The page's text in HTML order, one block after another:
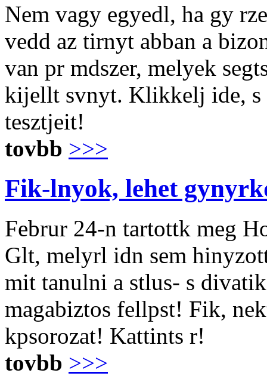
Nem vagy egyedl, ha gy
vedd az tirnyt abban a
van pr mdszer, melyek
kijellt svnyt. Klikkelj ide, s
tesztjeit!
tovbb >>>
Fik-lnyok, lehet
Februr 24-n tartottk meg
Glt, melyrl idn sem
mit tanulni a stlus- s
magabiztos fellpst! Fik,
kpsorozat! Kattints r!
tovbb >>>